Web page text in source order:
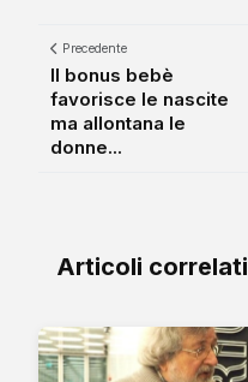
Precedente
Il bonus bebè
favorisce le nascite
ma allontana le
donne...
Articoli correlati